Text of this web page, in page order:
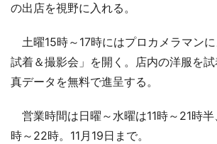
の出店を視野に入れる。
土曜15時～17時にはプロカメラマン
試着＆撮影会」を開く。店内の洋服を
真データを無料で進呈する。
営業時間は日曜～水曜は11時～21時半
時～22時。11月19日まで。